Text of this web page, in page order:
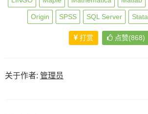
Origin SPSS SQL Server Stata
打赏 点赞(868)
关于作者: 管理员